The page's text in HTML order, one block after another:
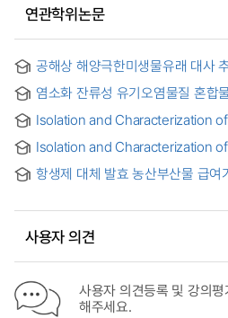
연관학위논문
공해상 해양극한미생물유래 대사
염소화 잔류성 유기오염물질 혼합
chlorinated persistent organic
induces microbiota dysbiosis in
Isolation and Characterization
분리 및 특성연구
Isolation and Characterization
분리 및 특성연구
항생제 대체 발효 농산부산물 급여
Composition, Meat Quality and
사용자 의견
사용자 의견등록 및 강의
해주세요.